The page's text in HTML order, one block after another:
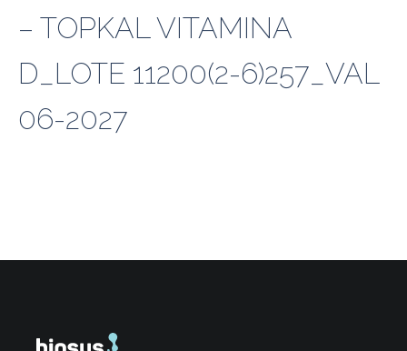
– TOPKAL VITAMINA
D_LOTE 11200(2-6)257_VAL
06-2027